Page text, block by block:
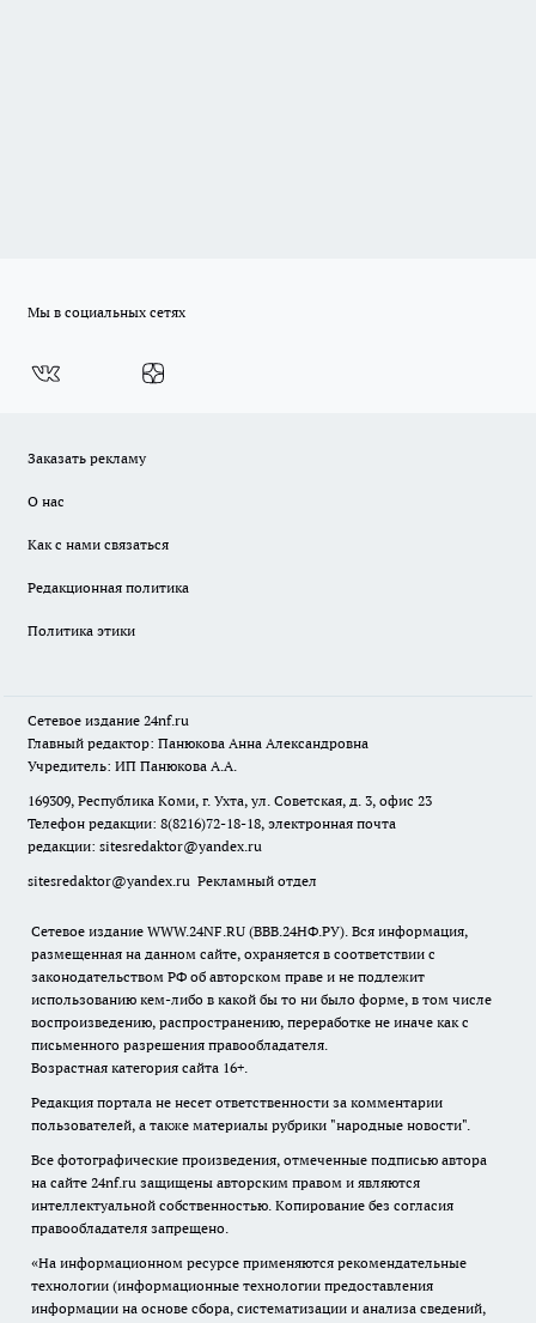
Мы в социальных сетях
Заказать рекламу
О нас
Как с нами связаться
Редакционная политика
Политика этики
Сетевое издание 24nf.ru
Главный редактор: Панюкова Анна Александровна
Учредитель: ИП Панюкова А.А.
169309, Республика Коми, г. Ухта, ул. Советская, д. 3, офис 23
Телефон редакции: 8(8216)72-18-18, электронная почта
редакции: sitesredaktor@yandex.ru
sitesredaktor@yandex.ru Рекламный отдел
Сетевое издание WWW.24NF.RU (ВВВ.24НФ.РУ). Вся информация,
размещенная на данном сайте, охраняется в соответствии с
законодательством РФ об авторском праве и не подлежит
использованию кем-либо в какой бы то ни было форме, в том числе
воспроизведению, распространению, переработке не иначе как с
письменного разрешения правообладателя.
Возрастная категория сайта 16+.
Редакция портала не несет ответственности за комментарии
пользователей, а также материалы рубрики "народные новости".
Все фотографические произведения, отмеченные подписью автора
на сайте 24nf.ru защищены авторским правом и являются
интеллектуальной собственностью. Копирование без согласия
правообладателя запрещено.
«На информационном ресурсе применяются рекомендательные
технологии (информационные технологии предоставления
информации на основе сбора, систематизации и анализа сведений,